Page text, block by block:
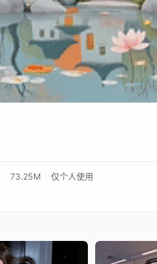
73.25M 仅个人使用